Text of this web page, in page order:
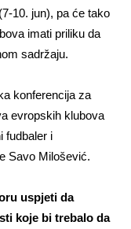
10. jun), pa će tako
imati priliku da
sadržaju.
konferencija za
evropskih klubova
fudbaler i
Savo Milošević.
uspjeti da
koje bi trebalo da